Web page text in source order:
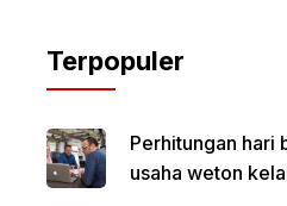
Terpopuler
Perhitungan hari
usaha weton